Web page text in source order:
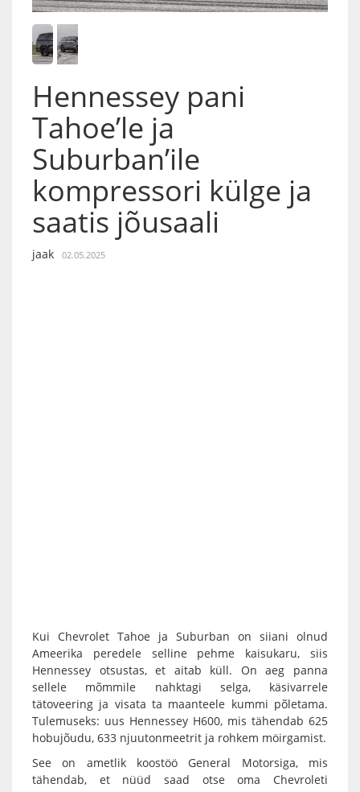
Hennessey pani
Tahoe’le ja
Suburban’ile
kompressori külge ja
saatis jõusaali
jaak 02.05.2025
Kui Chevrolet Tahoe ja Suburban on siiani olnud
Ameerika peredele selline pehme kaisukaru, siis
Hennessey otsustas, et aitab küll. On aeg panna
sellele mõmmile nahktagi selga, käsivarrele
tätoveering ja visata ta maanteele kummi põletama.
Tulemuseks: uus Hennessey H600, mis tähendab 625
hobujõudu, 633 njuutonmeetrit ja rohkem möirgamist.
See on ametlik koostöö General Motorsiga, mis
tähendab, et nüüd saad otse oma Chevroleti